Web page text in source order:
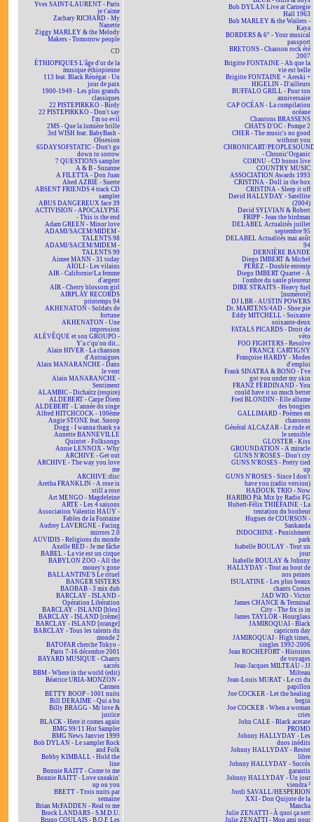
Yves SAINT-LAURENT - Paris
je t'aime
Zachary RICHARD - My
Nanette
Ziggy MARLEY & the Melody
Makers - Tomorrow people
CD
ÉTHIOPIQUES L'âge d'or de la
musique éthiopienne
113 feat. Black Rénégat - Un
jour de paix
1900-1949 - Les plus grands
classiques
22 PISTEPIRKKO - Birdy
22 PISTEPIRKKO - Don't say
I'm so evil
2MS - Que la lumière brille
3rd WISH feat. BabyBash -
Obsesion
65DAYSOFSTATIC - Don't go
down to sorrow
7 QUESTIONS sampler
A & B - Suzanne
A FILETTA - Don Juan
Abed AZRIÉ - Suerte
ABSENT FRIENDS 4 track CD
sampler
ABUS DANGEREUX face 39
ACTIVISION - APOCALYPSE
- This is the end
Adam GREEN - Minor love
ADAMI/SACEM/MIDEM -
TALENTS 98
ADAMI/SACEM/MIDEM -
TALENTS 99
Aimee MANN - 31 today
AÏOLI - Les vilains
AIR - Californie/La femme
d'argent
AIR - Cherry blossom girl
AIRPLAY RECORDS
printemps 94
AKHENATON - Soldats de
fortune
AKHENATON - Une
impression
ALÉVÊQUE et son GROUPO -
Y'a c'qu'on dit...
Alain HIVER - La chanson
d'Antraigues
Alain MANARANCHE - Dans
le vent
Alain MANARANCHE -
Sentiment
ALAMBIC - Dichaïtz (respire)
ALDEBERT - Carpe Diem
ALDEBERT - L'année du singe
Alfred HITCHCOCK - 100ème
Angie STONE feat. Snoop
Dogg - I wanna thank ya
Annette BANNEVILLE
Quintet - Folksongs
Annie LENNOX - Why
ARCHIVE - Get out
ARCHIVE - The way you love
me
ARCHIVE:disc
Aretha FRANKLIN - A rose is
still a rose
Art MENGO - Magdeleine
ARTE - Les 4 saisons
Association Valentin HAÜY -
Fables de la Fontaine
Audrey LAVERGNE - Facing
mirrors 2.0
AUVIDIS - Religions du monde
Axelle RED - Je me fâche
BABEL - La vie est un cirque
BABYLON ZOO - All the
money's gone
BALLANTINE'S Le rituel
BANGER SISTERS
BAOBAB - 3 mix dub
BARCLAY - ISLAND -
Opération Libération
BARCLAY - ISLAND [bleu]
BARCLAY - ISLAND [crème]
BARCLAY - ISLAND [orange]
BARCLAY - Tous les talents du
monde 2
BATOFAR cherche Tokyo -
Paris 7-16 décembre 2001
BAYARD MUSIQUE - Chants
sacrés
BBM - Where in the world (edit)
Béatrice URIA-MONZON -
Carmen
BETTY BOOP - 1001 nuits
Bill DERAIME - Qui a bu
Billy BRAGG - Mr love &
justice
BLACK - Here it comes again
BMG 99/11 Hot Sampler
BMG News Janvier 1999
Bob DYLAN - Le sampler Rock
and Folk
Bobby KIMBALL - Hold the
line
Bonnie RAITT - Come to me
Bonnie RAITT - Love sneakin'
up on you
BRETT - Trois nuits par
semaine
Brian McFADDEN - Real to me
Brock LANDARS - S.M.D.U.
Bruno COULAIS - B.O.F. Les
Bob DYLAN Live at Carnegie
Hall 1963
Bob MARLEY & the Wailers -
Kaya
BORDERS & 6° - Your musical
passport
BRETONS - Chanson rock été
2007
Brigitte FONTAINE - Ah que la
vie est belle
Brigitte FONTAINE + Areski +
HIGELIN - D'ailleurs
BUFFALO GRILL - Pour ton
anniversaire
CAP OCÉAN - La compilation
océane
Chantons BRASSENS
CHATS D'OC - Pompe 2
CHER - The music's no good
without you
CHRONICART/
- Chronic'Organic
CORNU - CD bonus live
COUNTRY MUSIC
ASSOCIATION Awards 1993
CRISTINA - Doll in the box
CRISTINA - Sleep it off
David HALLYDAY - Satellite
(2004)
David SYLVIAN & Robert
FRIPP - Jean the birdman
DELABEL Actualités juillet
septembre 95
DELABEL Actualités mai août
94
DERNIÈRE BANDE
Diego IMBERT & Michel
PEREZ - Double entente
Diego IMBERT Quartet - À
l'ombre du saule pleureur
DIRE STRAITS - Heavy fuel
[numéroté]
DJ LBR - AUSTIN POWERS
Dr. MARTENS/4AD - Shoe pie
Eddy MITCHELL - Soixante
soixante-deux
FATALS PICARDS - Droit de
véto
FOO FIGHTERS - Resolve
FRANCE CARTIGNY
Françoise HARDY - Modes
d'emploi
Frank SINATRA & BONO - I've
got you under my skin
FRANZ FERDINAND - You
could have it so much better
Fred BLONDIN - Elle allume
des bougies
GALLIMARD - Poèmes en
chansons
Général ALCAZAR - Le rude et
le sensible
GLOSTER - Kiss
GROUNDATION - A miracle
GUNS N'ROSES - Don't cry
GUNS N'ROSES - Pretty tied
up
GUNS N'ROSES - Since I don't
have you (radio version)
HADOUK TRIO - Now
HARIBO Pik Mix by Radio FG
Hubert-Félix THIÉFAINE - La
tentation du bonheur
Hugues de COURSON -
Sankanda
INDOCHINE - Punishment
park
Isabelle BOULAY - Tout un
jour
Isabelle BOULAY & Johnny
HALLYDAY - Tout au bout de
nos peines
ISULATINE - Les plus beaux
chants Corses
JAD WIO - Victor
James CHANCE & Terminal
City - The fix is in
James TAYLOR - Hourglass
JAMIROQUAI - Black
capricorn day
JAMIROQUAI - High times,
singles 1992-2006
Jean ROCHEFORT - Histoires
de voyages
Jean-Jacques MILTEAU - JJ
Milteau
Jean-Louis MURAT - Le cri du
papillon
Joe COCKER - Let the healing
begin
Joe COCKER - When a woman
cries
John CALE - Black acetate
PROMO
Johnny HALLYDAY - Les
duos inédits
Johnny HALLYDAY - Rester
libre
Johnny HALLYDAY - Succès
garantis
Johnny HALLYDAY - Un jour
viendra ²
Jordi SAVALL/HESPERION
XXI - Don Quijote de la
Mancha
Julie ZENATTI - À quoi ça sert
Julie ZENATTI - Mon ami pour